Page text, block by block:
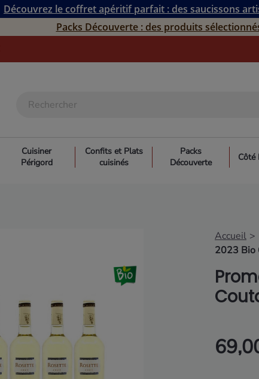
Découvrez le coffret apéritif parfait : des saucissons
Packs Découverte : des produits
Cuisiner
Périgord
Confits et Plats
cuisinés
Packs
Découverte
Côté
Accueil
2023 Bio